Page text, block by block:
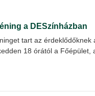
a DESzínházban
tart az
18 órától a Főépület,